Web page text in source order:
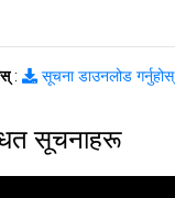
: सूचना डाउनलोड गर्नुहोस्
सूचनाहरू